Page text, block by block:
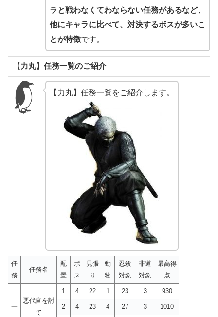
ラと戦わなくてわならない任務があるなど、
他にキャラに比べて、対決するボスが多いこ
とが特徴です。
【力丸】任務一覧のご紹介
【力丸】任務一覧をご紹介します。
任
務
任務名
配
置
ボ
ス
見張
り
動
物
忍殺
対象
非道
対象
最高得
点
一
悪代官を討
て
1 4 22 1 23 3 930
2 4 23 4 27 3 1010